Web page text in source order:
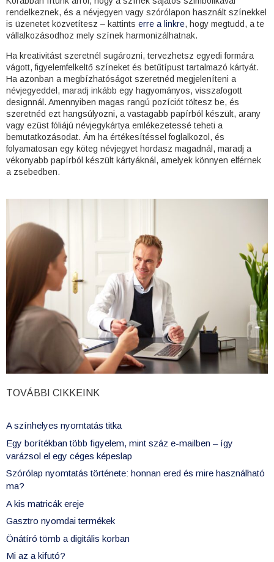
rendelkeznek, és a névjegyen vagy szórólapon használt színekkel
is üzenetet közvetítesz – kattints erre a linkre, hogy megtudd, a te
vállalkozásodhoz mely színek harmonizálhatnak.
Ha kreativitást szeretnél sugározni, tervezhetsz egyedi formára
vágott, figyelemfelkeltő színeket és betűtípust tartalmazó kártyát.
Ha azonban a megbízhatóságot szeretnéd megjeleníteni a
névjegyeddel, maradj inkább egy hagyományos, visszafogott
designnál. Amennyiben magas rangú pozíciót töltesz be, és
szeretnéd ezt hangsúlyozni, a vastagabb papírból készült, arany
vagy ezüst fóliájú névjegykártya emlékezetessé teheti a
bemutatkozásodat. Ám ha értékesítéssel foglalkozol, és
folyamatosan egy köteg névjegyet hordasz magadnál, maradj a
vékonyabb papírból készült kártyáknál, amelyek könnyen elférnek
a zsebedben.
TOVÁBBI CIKKEINK
A színhelyes nyomtatás titka
Egy borítékban több figyelem, mint száz e-mailben – így
varázsol el egy céges képeslap
Szórólap nyomtatás története: honnan ered és mire használható
ma?
A kis matricák ereje
Gasztro nyomdai termékek
Önátíró tömb a digitális korban
Mi az a kifutó?